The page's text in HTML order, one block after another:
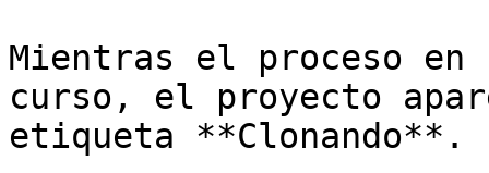
Mientras el proceso en
curso, el proyecto
etiqueta **Clonando**.